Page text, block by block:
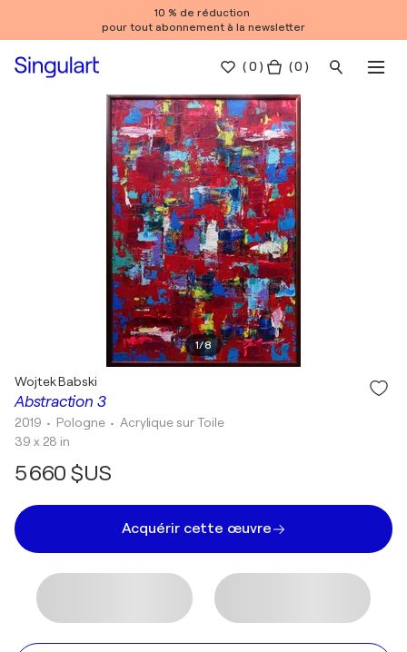
10 % de réduction
pour tout abonnement à la newsletter
(0 ) ( 0 )
1/8
Abstraction 3
Wojtek Babski
2019 • Pologne • Acrylique sur Toile
39 x 28 in
5 660 $US
Acquérir cette œuvre